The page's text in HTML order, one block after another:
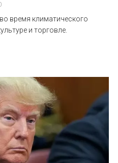
время климатического
и торговле.